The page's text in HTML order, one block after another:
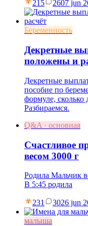
215 2607 jun
Беременность
Декретные
положены и
Декретные
пособие по
формуле, сколько
Разбираемся.
Q&A · основная
Счастливое
весом 3000 г
Родила Мальчик
В 5:45 родила
231 3026 jun
малыша